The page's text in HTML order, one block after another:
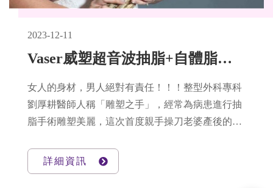
2023-12-11
Vaser威塑超音波抽脂+自體脂肪豐胸隆乳 -醫師娘產後豐胸讓身材恢復-悠美診所
女人的身材，男人絕對有責任！！！整型外科專科
劉厚耕醫師人稱「雕塑之手」，經常為病患進行抽
脂手術雕塑美麗，這次首度親手操刀老婆產後的身
程跟拍，原來「認真的女人最美麗」還有下句話是
「認真的男人讓女人更美麗」！)
詳細資訊